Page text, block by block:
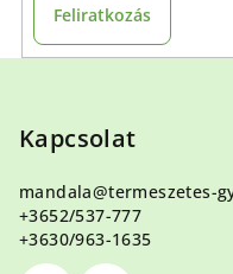
Feliratkozás
Kapcsolat
mandala@termeszetes-
+3652/537-777
+3630/963-1635